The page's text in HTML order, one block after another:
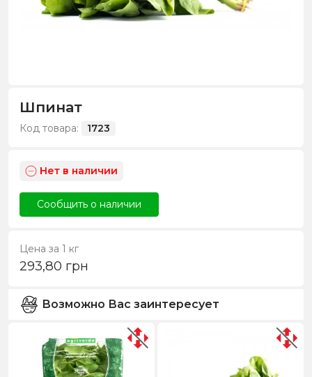
Шпинат
Код товара: 1723
Нет в наличии
Сообщить о наличии
Цена за 1 кг
293,80 грн
Возможно Вас заинтересует